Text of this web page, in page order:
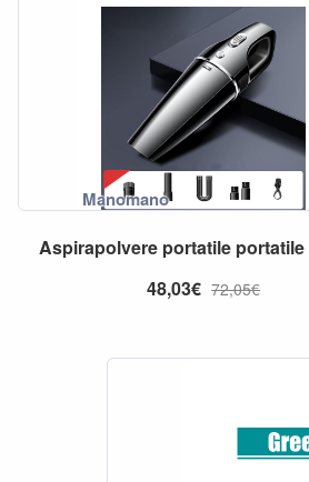
Aspirapolvere portatile portatile
48,03€ 72,05€